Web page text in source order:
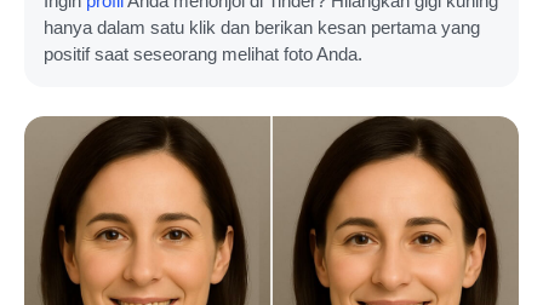
hanya dalam satu klik dan berikan kesan pertama yang
positif saat seseorang melihat foto Anda.